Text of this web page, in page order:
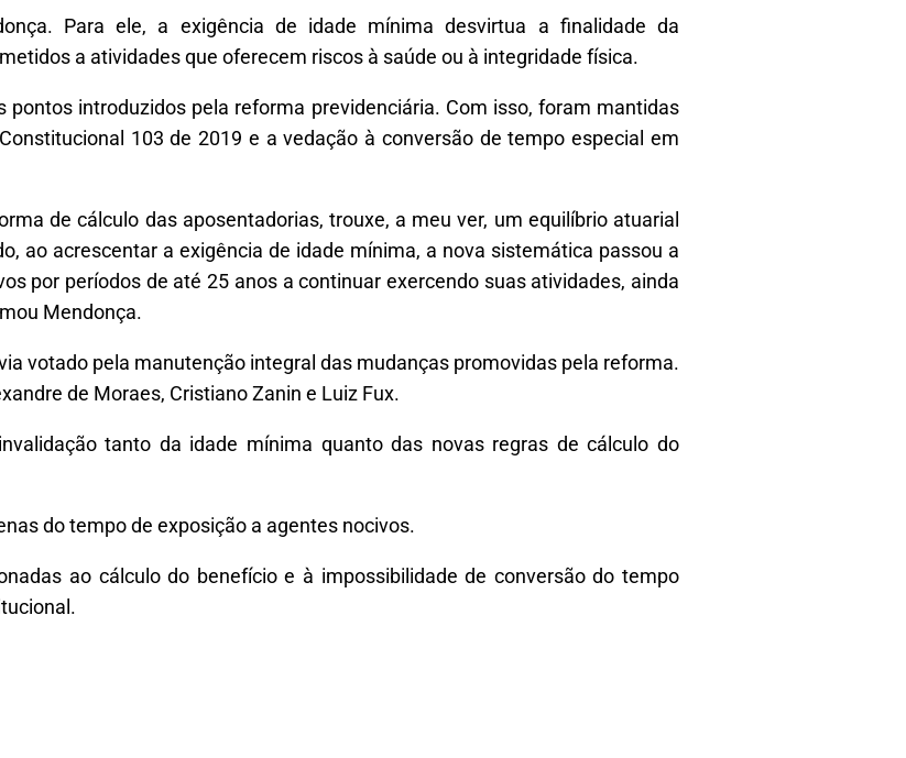
Para ele, a exigência de idade mínima desvirtua a finalidade da
a atividades que oferecem riscos à saúde ou à integridade física.
introduzidos pela reforma previdenciária. Com isso, foram mantidas
103 de 2019 e a vedação à conversão de tempo especial em
de cálculo das aposentadorias, trouxe, a meu ver, um equilíbrio atuarial
ao acrescentar a exigência de idade mínima, a nova sistemática passou a
por períodos de até 25 anos a continuar exercendo suas atividades, ainda
Mendonça.
votado pela manutenção integral das mudanças promovidas pela reforma.
de Moraes, Cristiano Zanin e Luiz Fux.
tanto da idade mínima quanto das novas regras de cálculo do
do tempo de exposição a agentes nocivos.
ao cálculo do benefício e à impossibilidade de conversão do tempo